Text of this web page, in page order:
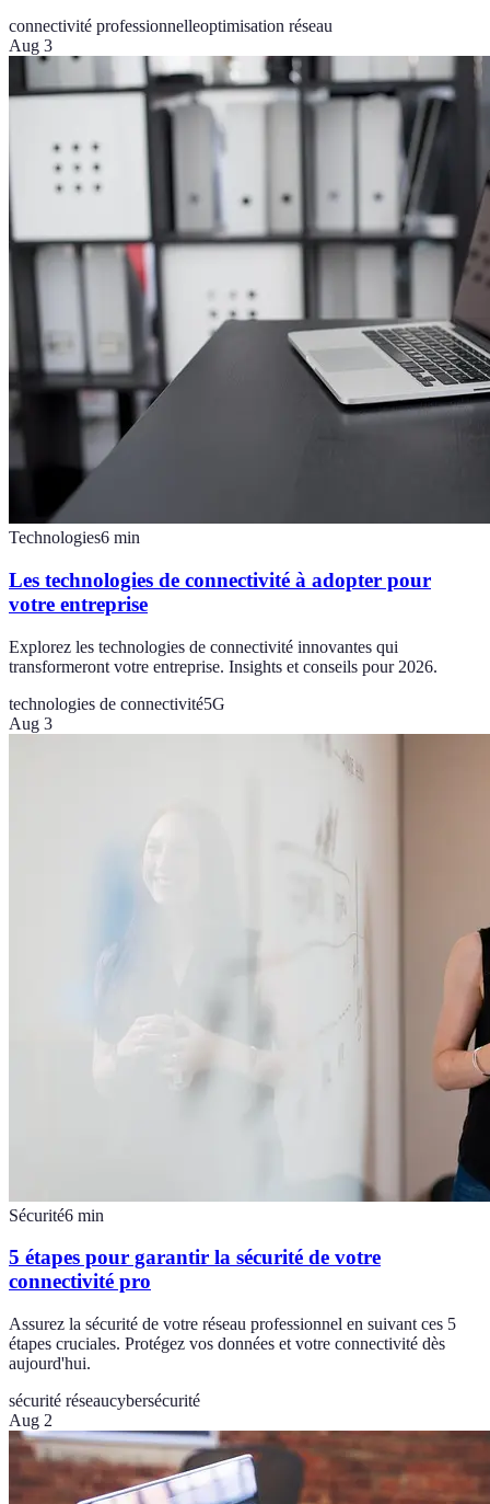
connectivité professionnelleoptimisation réseau
Aug 3
Technologies6 min
Les technologies de connectivité à adopter pour
votre entreprise
Explorez les technologies de connectivité innovantes qui
transformeront votre entreprise. Insights et conseils pour 2026.
technologies de connectivité5G
Aug 3
Sécurité6 min
5 étapes pour garantir la sécurité de votre
connectivité pro
Assurez la sécurité de votre réseau professionnel en suivant ces 5
étapes cruciales. Protégez vos données et votre connectivité dès
aujourd'hui.
sécurité réseaucybersécurité
Aug 2